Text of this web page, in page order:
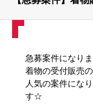
急募案件になりま
着物の受付販売
人気の案件にな
す☆